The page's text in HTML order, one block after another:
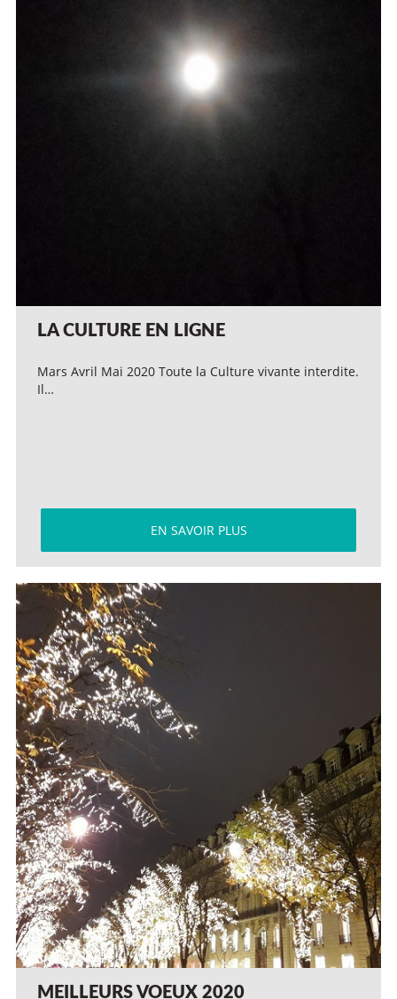
LA CULTURE EN LIGNE
Mars Avril Mai 2020 Toute la Culture vivante interdite.
Il…
EN SAVOIR PLUS
MEILLEURS VOEUX 2020